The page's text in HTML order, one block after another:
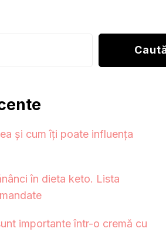
și cum îți poate influența
în dieta keto. Lista
importante într-o cremă cu